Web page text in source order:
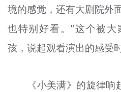
境的感觉，还有大剧院外
也特别好看。”这个被大
孩，说起观看演出的感受
《小美满》的旋律